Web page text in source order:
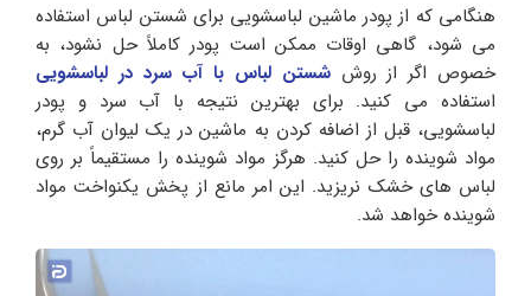
هنگامی که از پودر ماشین لباسشویی برای شستن لباس استفاده
می شود، گاهی اوقات ممکن است پودر کاملاً حل نشود، به
خصوص اگر از روششستن لباس با آب سرد در لباسشویی
استفاده می کنید. برای بهترین نتیجه با آب سرد و پودر
لباسشویی، قبل از اضافه کردن به ماشین در یک لیوان آب گرم،
مواد شوینده را حل کنید. هرگز مواد شوینده را مستقیماً بر روی
لباس های خشک نریزید. این امر مانع از پخش یکنواخت مواد
شوینده خواهد شد.